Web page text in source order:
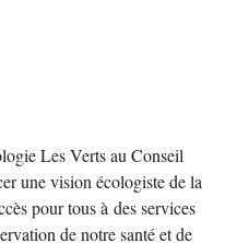
Les Verts au Conseil
une vision écologiste de la
pour tous à des services
de notre santé et de